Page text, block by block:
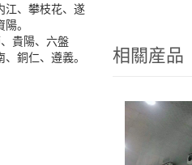
相關産品
江、攀枝花、遂
。
貴陽、六盤
銅仁、遵義。